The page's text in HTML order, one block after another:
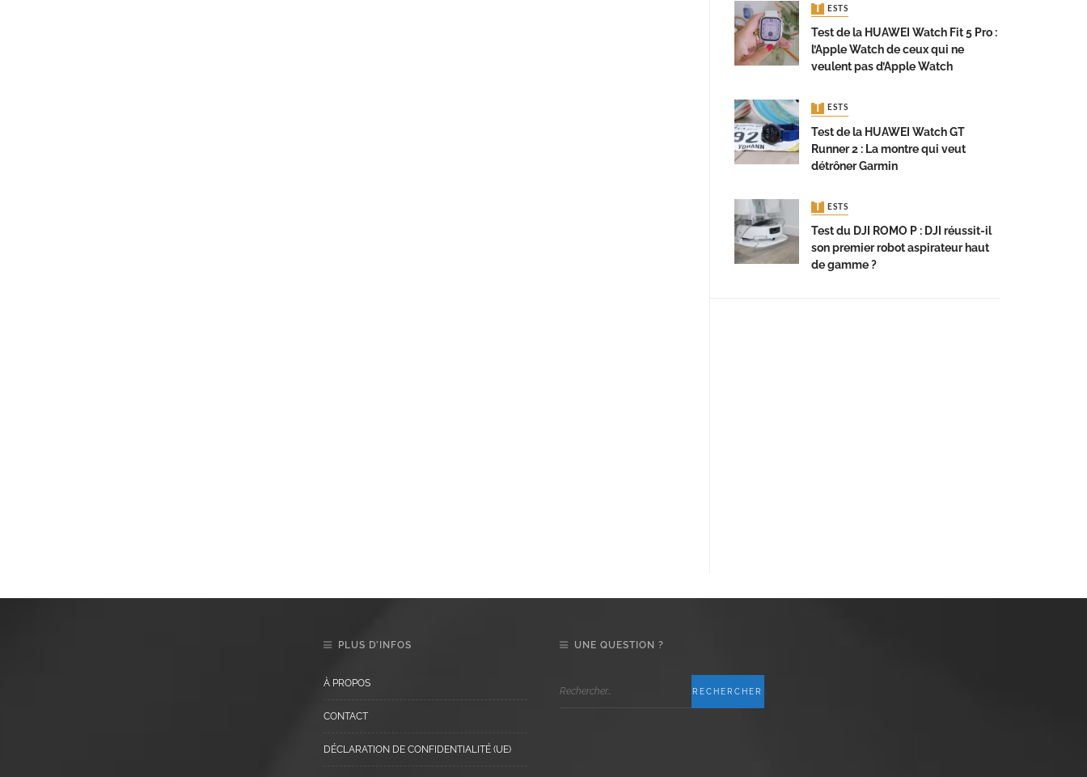
TESTS
Test de la HUAWEI Watch Fit 5 Pro :
l’Apple Watch de ceux qui ne
veulent pas d’Apple Watch
TESTS
Test de la HUAWEI Watch GT
Runner 2 : La montre qui veut
détrôner Garmin
TESTS
Test du DJI ROMO P : DJI réussit-il
son premier robot aspirateur haut
de gamme ?
PLUS D’INFOS
À PROPOS
CONTACT
DÉCLARATION DE CONFIDENTIALITÉ (UE)
UNE QUESTION ?